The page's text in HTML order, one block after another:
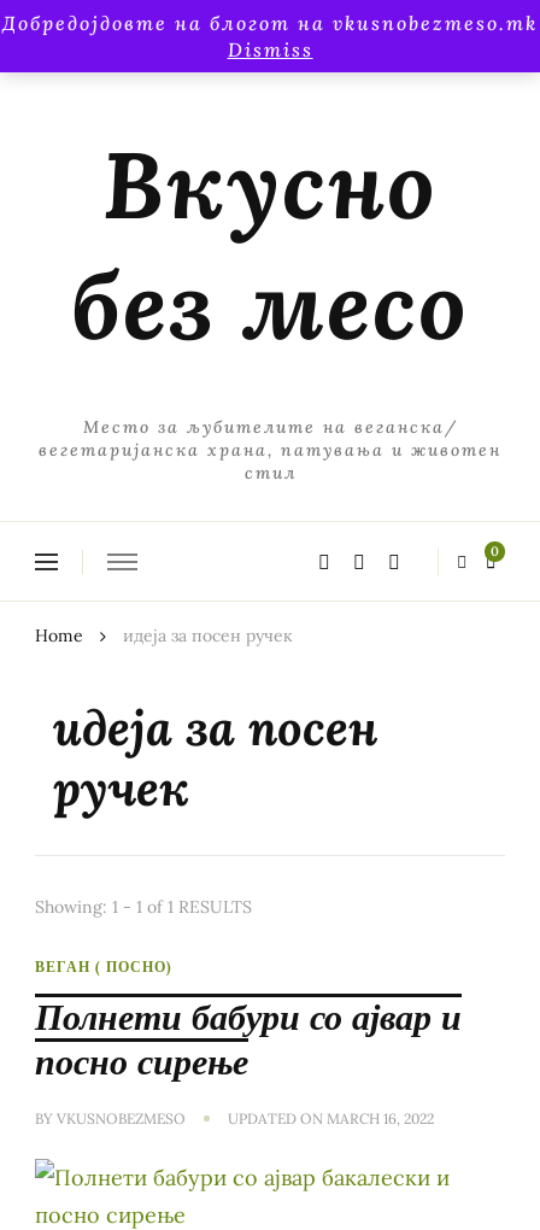
Добредојдовте на блогот на vkusnobezmeso.mk
Dismiss
Вкусно
без месо
Место за љубителите на веганска/
вегетаријанска храна, патувања и животен
стил
0
Home идеја за посен ручек
идеја за посен
ручек
Showing: 1 - 1 of 1 RESULTS
ВЕГАН ( ПОСНО)
Полнети бабури со ајвар и
посно сирење
BY VKUSNOBEZMESO UPDATED ON MARCH 16, 2022